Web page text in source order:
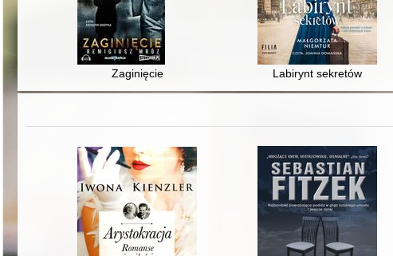
Zaginięcie Labirynt sekretów